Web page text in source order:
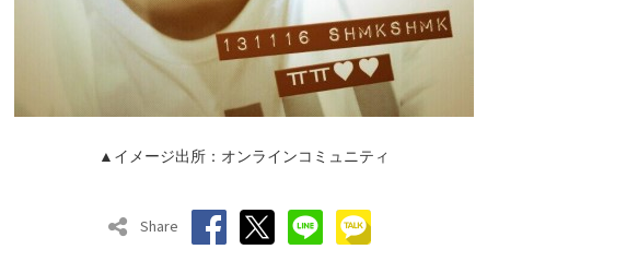
▲イメージ出所：オンラインコミュニティ
Share